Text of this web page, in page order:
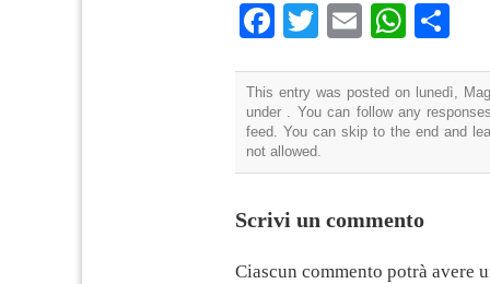
Facebook
TwitterEmail
This entry was posted on lunedì,
under . You can follow any
feed. You can skip to the end and
not allowed.
Scrivi un commento
Ciascun commento potrà avere